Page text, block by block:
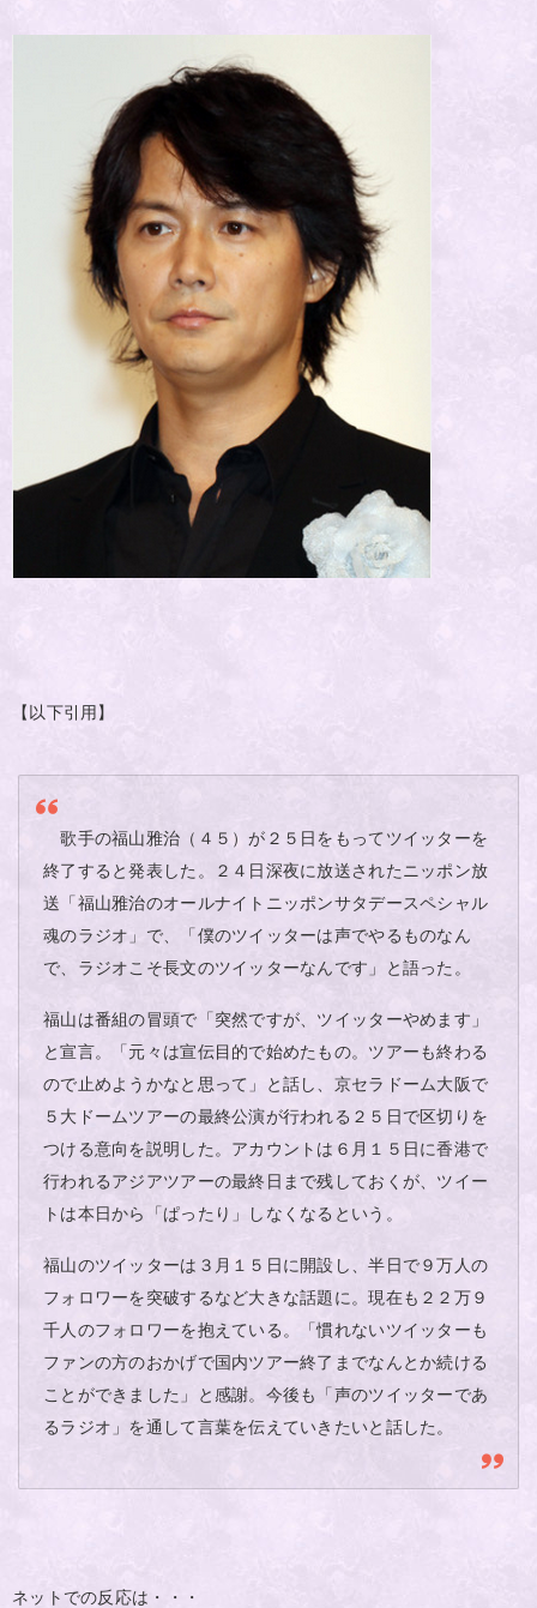
【以下引用】
歌手の福山雅治（４５）が２５日をもってツイッターを
終了すると発表した。２４日深夜に放送されたニッポン放
送「福山雅治のオールナイトニッポンサタデースペシャル
魂のラジオ」で、「僕のツイッターは声でやるものなん
で、ラジオこそ長文のツイッターなんです」と語った。
福山は番組の冒頭で「突然ですが、ツイッターやめます」
と宣言。「元々は宣伝目的で始めたもの。ツアーも終わる
ので止めようかなと思って」と話し、京セラドーム大阪で
５大ドームツアーの最終公演が行われる２５日で区切りを
つける意向を説明した。アカウントは６月１５日に香港で
行われるアジアツアーの最終日まで残しておくが、ツイー
トは本日から「ぱったり」しなくなるという。
福山のツイッターは３月１５日に開設し、半日で９万人の
フォロワーを突破するなど大きな話題に。現在も２２万９
千人のフォロワーを抱えている。「慣れないツイッターも
ファンの方のおかげで国内ツアー終了までなんとか続ける
ことができました」と感謝。今後も「声のツイッターであ
るラジオ」を通して言葉を伝えていきたいと話した。
ネットでの反応は・・・